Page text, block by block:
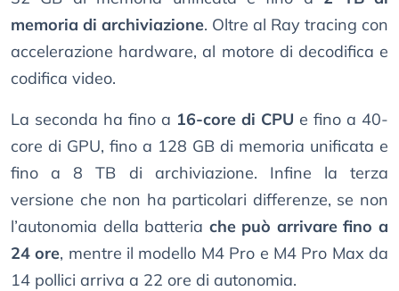
memoria di archiviazione. Oltre al Ray tracing con
accelerazione hardware, al motore di decodifica e
codifica video.
La seconda ha fino a 16-core di CPU e fino a 40-
core di GPU, fino a 128 GB di memoria unificata e
fino a 8 TB di archiviazione. Infine la terza
versione che non ha particolari differenze, se non
l’autonomia della batteria che può arrivare fino a
24 ore, mentre il modello M4 Pro e M4 Pro Max da
14 pollici arriva a 22 ore di autonomia.